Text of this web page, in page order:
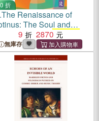
折
The Renaissance of
The Soul and
Nature inMarsilio
Commentary on the
9 2870
無庫存